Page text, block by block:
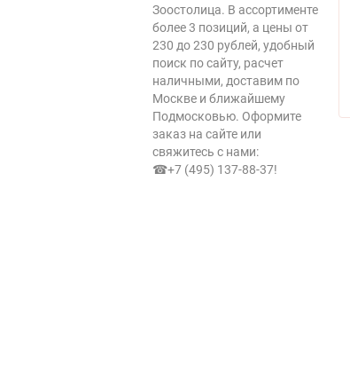
Зоостолица. В ассортименте
более 3 позиций, а цены от
230 до 230 рублей, удобный
поиск по сайту, расчет
наличными, доставим по
Москве и ближайшему
Подмосковью. Оформите
заказ на сайте или
свяжитесь с нами:
☎+7 (495) 137-88-37!